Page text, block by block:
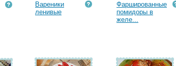
Вареники
ленивые
Фаршированные
помидоры в
желе...